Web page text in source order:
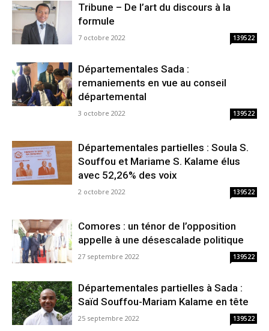
Tribune – De l’art du discours à la
formule
7 octobre 2022 139522
Départementales Sada :
remaniements en vue au conseil
départemental
3 octobre 2022 139522
Départementales partielles : Soula S.
Souffou et Mariame S. Kalame élus
avec 52,26% des voix
2 octobre 2022 139522
Comores : un ténor de l’opposition
appelle à une désescalade politique
27 septembre 2022 139522
Départementales partielles à Sada :
Saïd Souffou-Mariam Kalame en tête
25 septembre 2022 139522